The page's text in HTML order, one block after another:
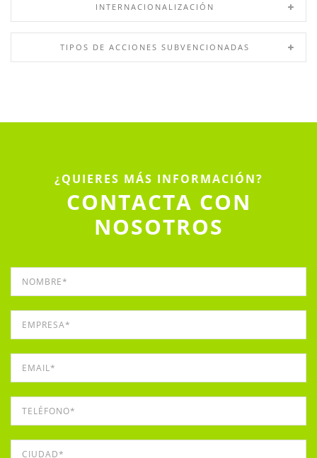
INTERNACIONALIZACIÓN
TIPOS DE ACCIONES SUBVENCIONADAS
¿QUIERES MÁS INFORMACIÓN?
CONTACTA CON
NOSOTROS